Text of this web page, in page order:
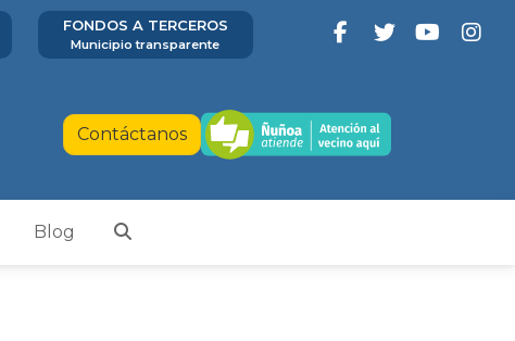
FONDOS A TERCEROS
Municipio transparente
Contáctanos
Blog